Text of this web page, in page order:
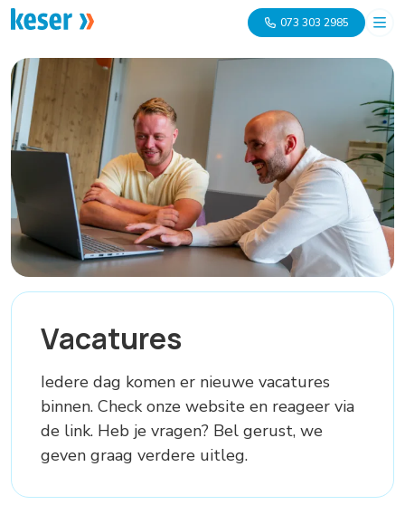
073 303 2985
Vacatures
Iedere dag komen er nieuwe vacatures
binnen. Check onze website en reageer via
de link. Heb je vragen? Bel gerust, we
geven graag verdere uitleg.